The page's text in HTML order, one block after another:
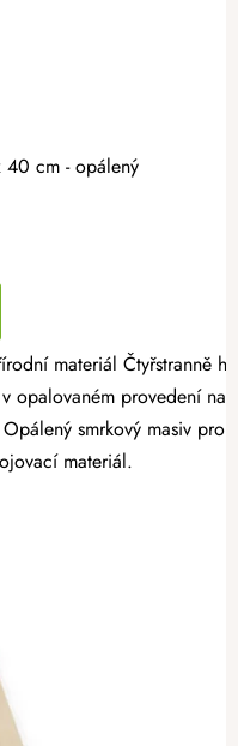
40 cm - opálený
provedení
smrkový masiv
materiál.